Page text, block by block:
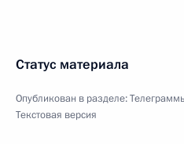
Статус материала
Опубликован в разделе:
Текстовая версия